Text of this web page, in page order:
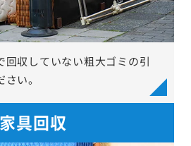
回収していない粗大ゴミの引
い。
家具回収